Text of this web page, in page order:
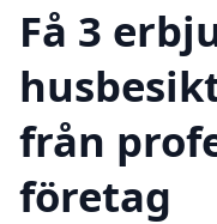
Få 3
från
företag